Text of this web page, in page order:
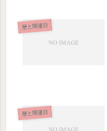
暦と開運日
暦と開運日